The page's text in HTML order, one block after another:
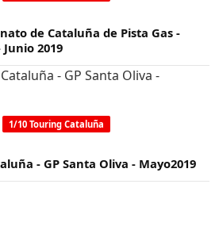
de Cataluña de Pista Gas -
2019
1/10 Touring Cataluña
- GP Santa Oliva - Mayo2019